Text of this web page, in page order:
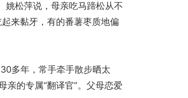
姚松萍说，母亲吃马蹄松从不
来黏牙，有的番薯枣质地偏
多年，常手牵手散步晒太
亲的专属“翻译官”。父母恋爱